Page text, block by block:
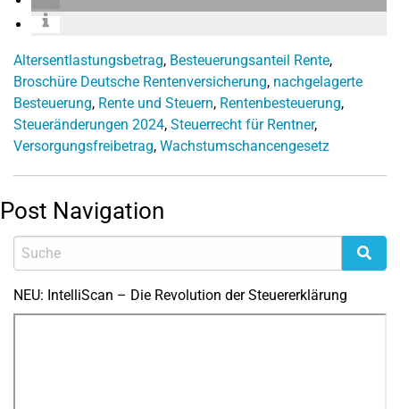
Altersentlastungsbetrag, Besteuerungsanteil Rente,
Broschüre Deutsche Rentenversicherung, nachgelagerte
Besteuerung, Rente und Steuern, Rentenbesteuerung,
Steueränderungen 2024, Steuerrecht für Rentner,
Versorgungsfreibetrag, Wachstumschancengesetz
Post Navigation
NEU: IntelliScan – Die Revolution der Steuererklärung